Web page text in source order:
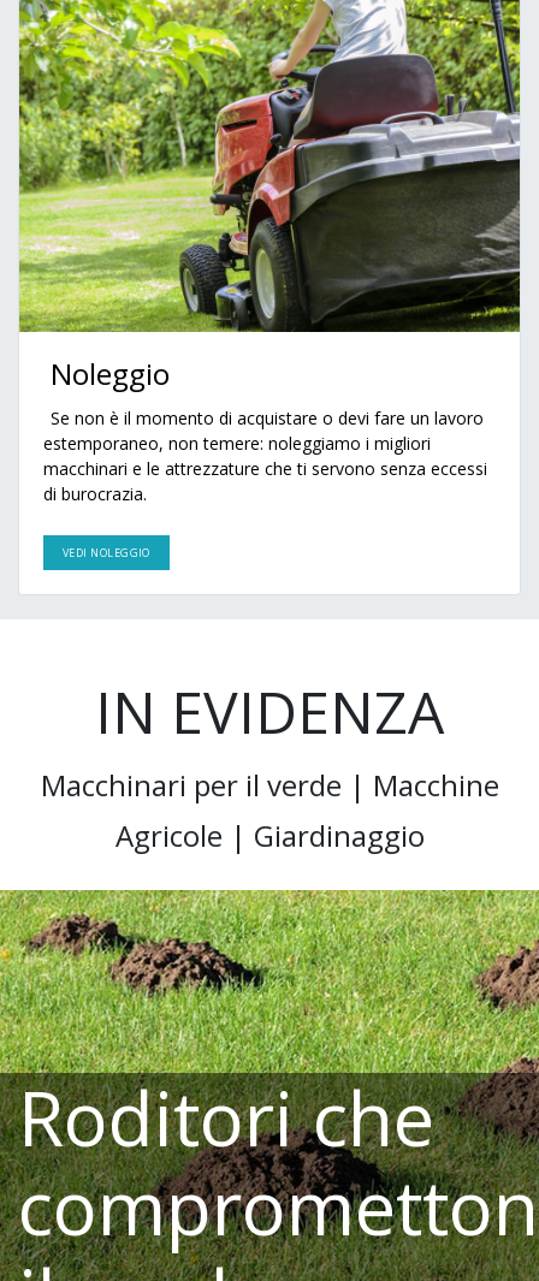
Noleggio
Se non è il momento di acquistare o devi fare un lavoro
estemporaneo, non temere: noleggiamo i migliori
macchinari e le attrezzature che ti servono senza eccessi
di burocrazia.
VEDI NOLEGGIO
IN EVIDENZA
Macchinari per il verde | Macchine
Agricole | Giardinaggio
Roditori che